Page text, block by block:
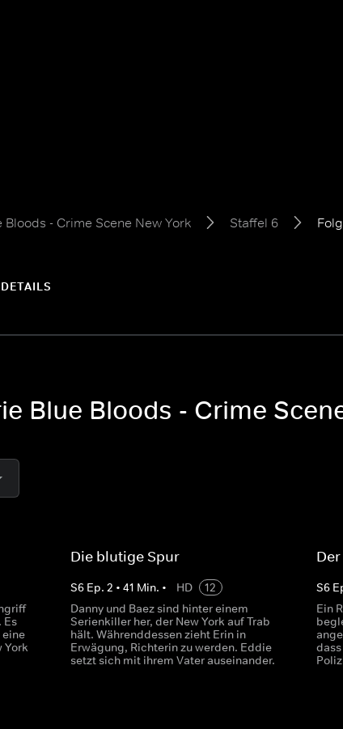
Bloods - Crime Scene New York Staffel 6
DETAILS
Blue Bloods - Crime
Es
eine
York
Die blutige Spur
S6 Ep.2 •41 Min. • HD
12
Danny und Baez sind hinter einem
Serienkiller her, der New York auf Trab
hält. Währenddessen zieht Erin in
Erwägung, Richterin zu werden. Eddie
setzt sich mit ihrem Vater auseinander.
S6
Ein